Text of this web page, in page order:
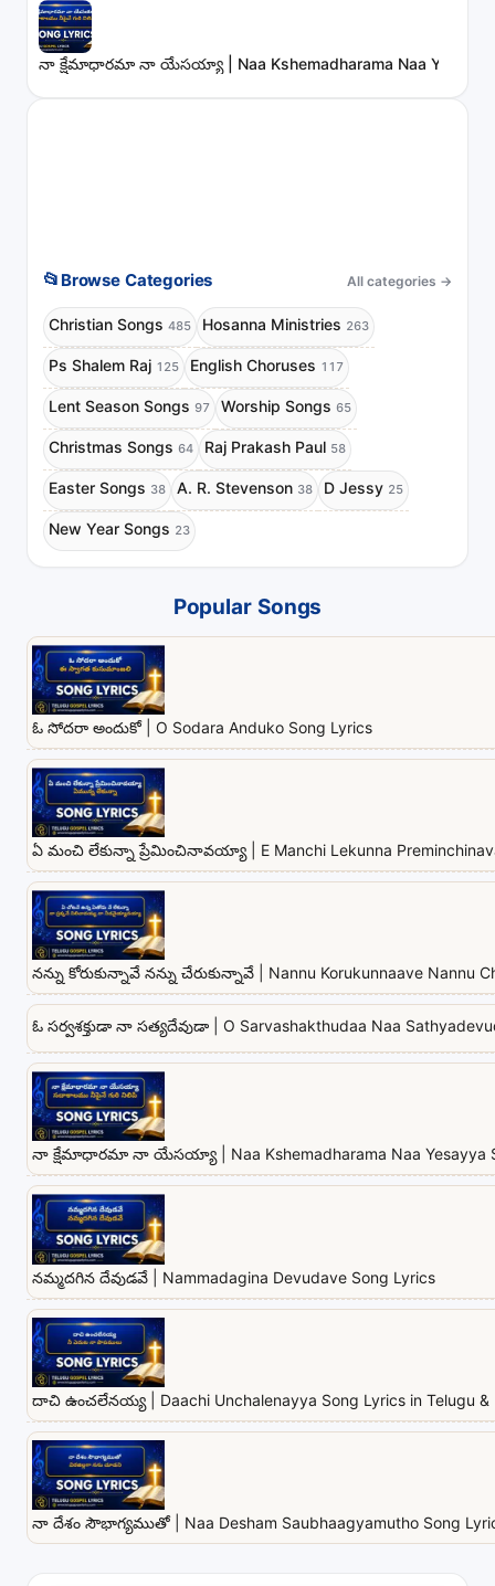
నా క్షేమాధారమా నా యేసయ్యా | Naa Kshemadharama Naa Yesayya
📂 Browse Categories All categories →
Christian Songs 485 Hosanna Ministries 263
Ps Shalem Raj 125 English Choruses 117
Lent Season Songs 97 Worship Songs 65
Christmas Songs 64 Raj Prakash Paul 58
Easter Songs 38 A. R. Stevenson 38 D Jessy 25
New Year Songs 23
Popular Songs
ఓ సోదరా అందుకో | O Sodara Anduko Song Lyrics
ఏ మంచి లేకున్నా ప్రేమించినావయ్యా | E Manchi Lekunna
నన్ను కోరుకున్నావే నన్ను చేరుకున్నావే | Nannu Korukunnaave Nannu
ఓ సర్వశక్తుడా నా సత్యదేవుడా | O Sarvashakthudaa Naa
నా క్షేమాధారమా నా యేసయ్యా | Naa Kshemadharama Naa Yesayya
నమ్మదగిన దేవుడవే | Nammadagina Devudave Song Lyrics
దాచి ఉంచలేనయ్య | Daachi Unchalenayya Song Lyrics in Telugu &
నా దేశం సౌభాగ్యముతో | Naa Desham Saubhaagyamutho Song